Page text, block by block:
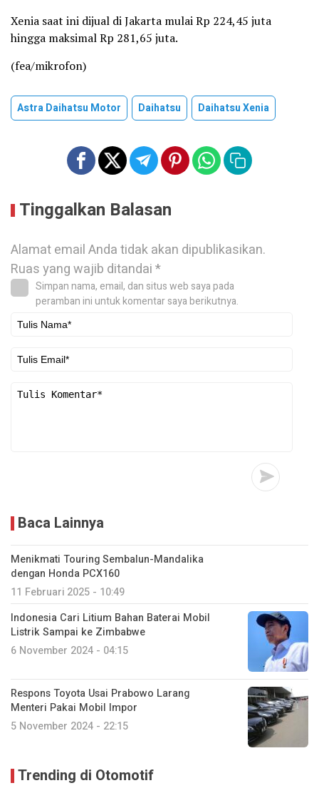
Xenia saat ini dijual di Jakarta mulai Rp 224,45 juta
hingga maksimal Rp 281,65 juta.
(fea/mikrofon)
Astra Daihatsu Motor Daihatsu Daihatsu Xenia
Tinggalkan Balasan
Alamat email Anda tidak akan dipublikasikan.
Ruas yang wajib ditandai*
Simpan nama, email, dan situs web saya pada
peramban ini untuk komentar saya berikutnya.
Baca Lainnya
Menikmati Touring Sembalun-Mandalika
dengan Honda PCX160
11 Februari 2025 - 10:49
Indonesia Cari Litium Bahan Baterai Mobil
Listrik Sampai ke Zimbabwe
6 November 2024 - 04:15
Respons Toyota Usai Prabowo Larang
Menteri Pakai Mobil Impor
5 November 2024 - 22:15
Trending di Otomotif